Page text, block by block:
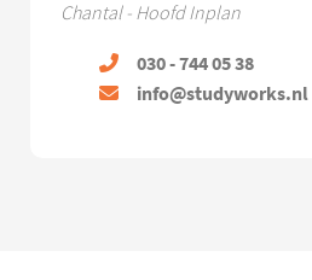
Chantal - Hoofd Inplan
030 - 744 05 38
info@studyworks.nl